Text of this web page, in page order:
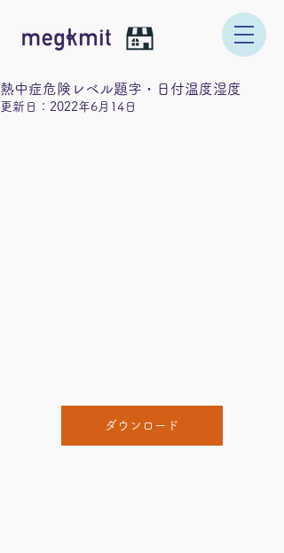
熱中症危険レベル題字・日付温度湿度
更新日： 2022年6月14日
ダウンロード